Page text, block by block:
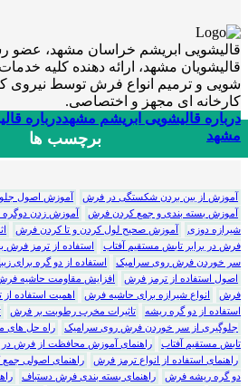
قالیشویی ابریشم خراسان مشهد، عضو
قالیشویان مشهد، ارائه دهنده کلیه
شویی و ترمیم انواع فرش توسط نیروی
کارخانه ای مجهز و اختصاصی.
درباره قالیشویی ابریشم مشهددرباره
مشهد
برچسب ها
آموزش از بین بردن شکستگی در فرش
آموزش اصول
آموزش بسته بندی و جمع کردن فرش
آموزش زدن
شیرازه دوزی
آموزش صحیح لول کردن و تا کردن فرش
فرش در برابر تابش مستقیم آفتاب
استفاده از ترمز فرش
سر خوردن فرش روی سرامیک
استفاده از دو گره برای
اصول استفاده از ترمز فرش
افزایش مقاومت حاشیه
فرش
انواع شیرازه برای حاشیه فرش اهمیت استفاده
استفاده از دو گره ریشه
تاثیرات مخرب رطوبت بر فرش
جلوگیری از سر خوردن فرش روی سرامیک
راه حل های
تابش مستقیم آفتاب
راهنمای آموزش محافظت از فرش در
راهنمای استفاده از انواع ترمز فرش
راهنمای اصولی
دو گره ریشه فرش
راهنمای بسته بندی فرش دستباف